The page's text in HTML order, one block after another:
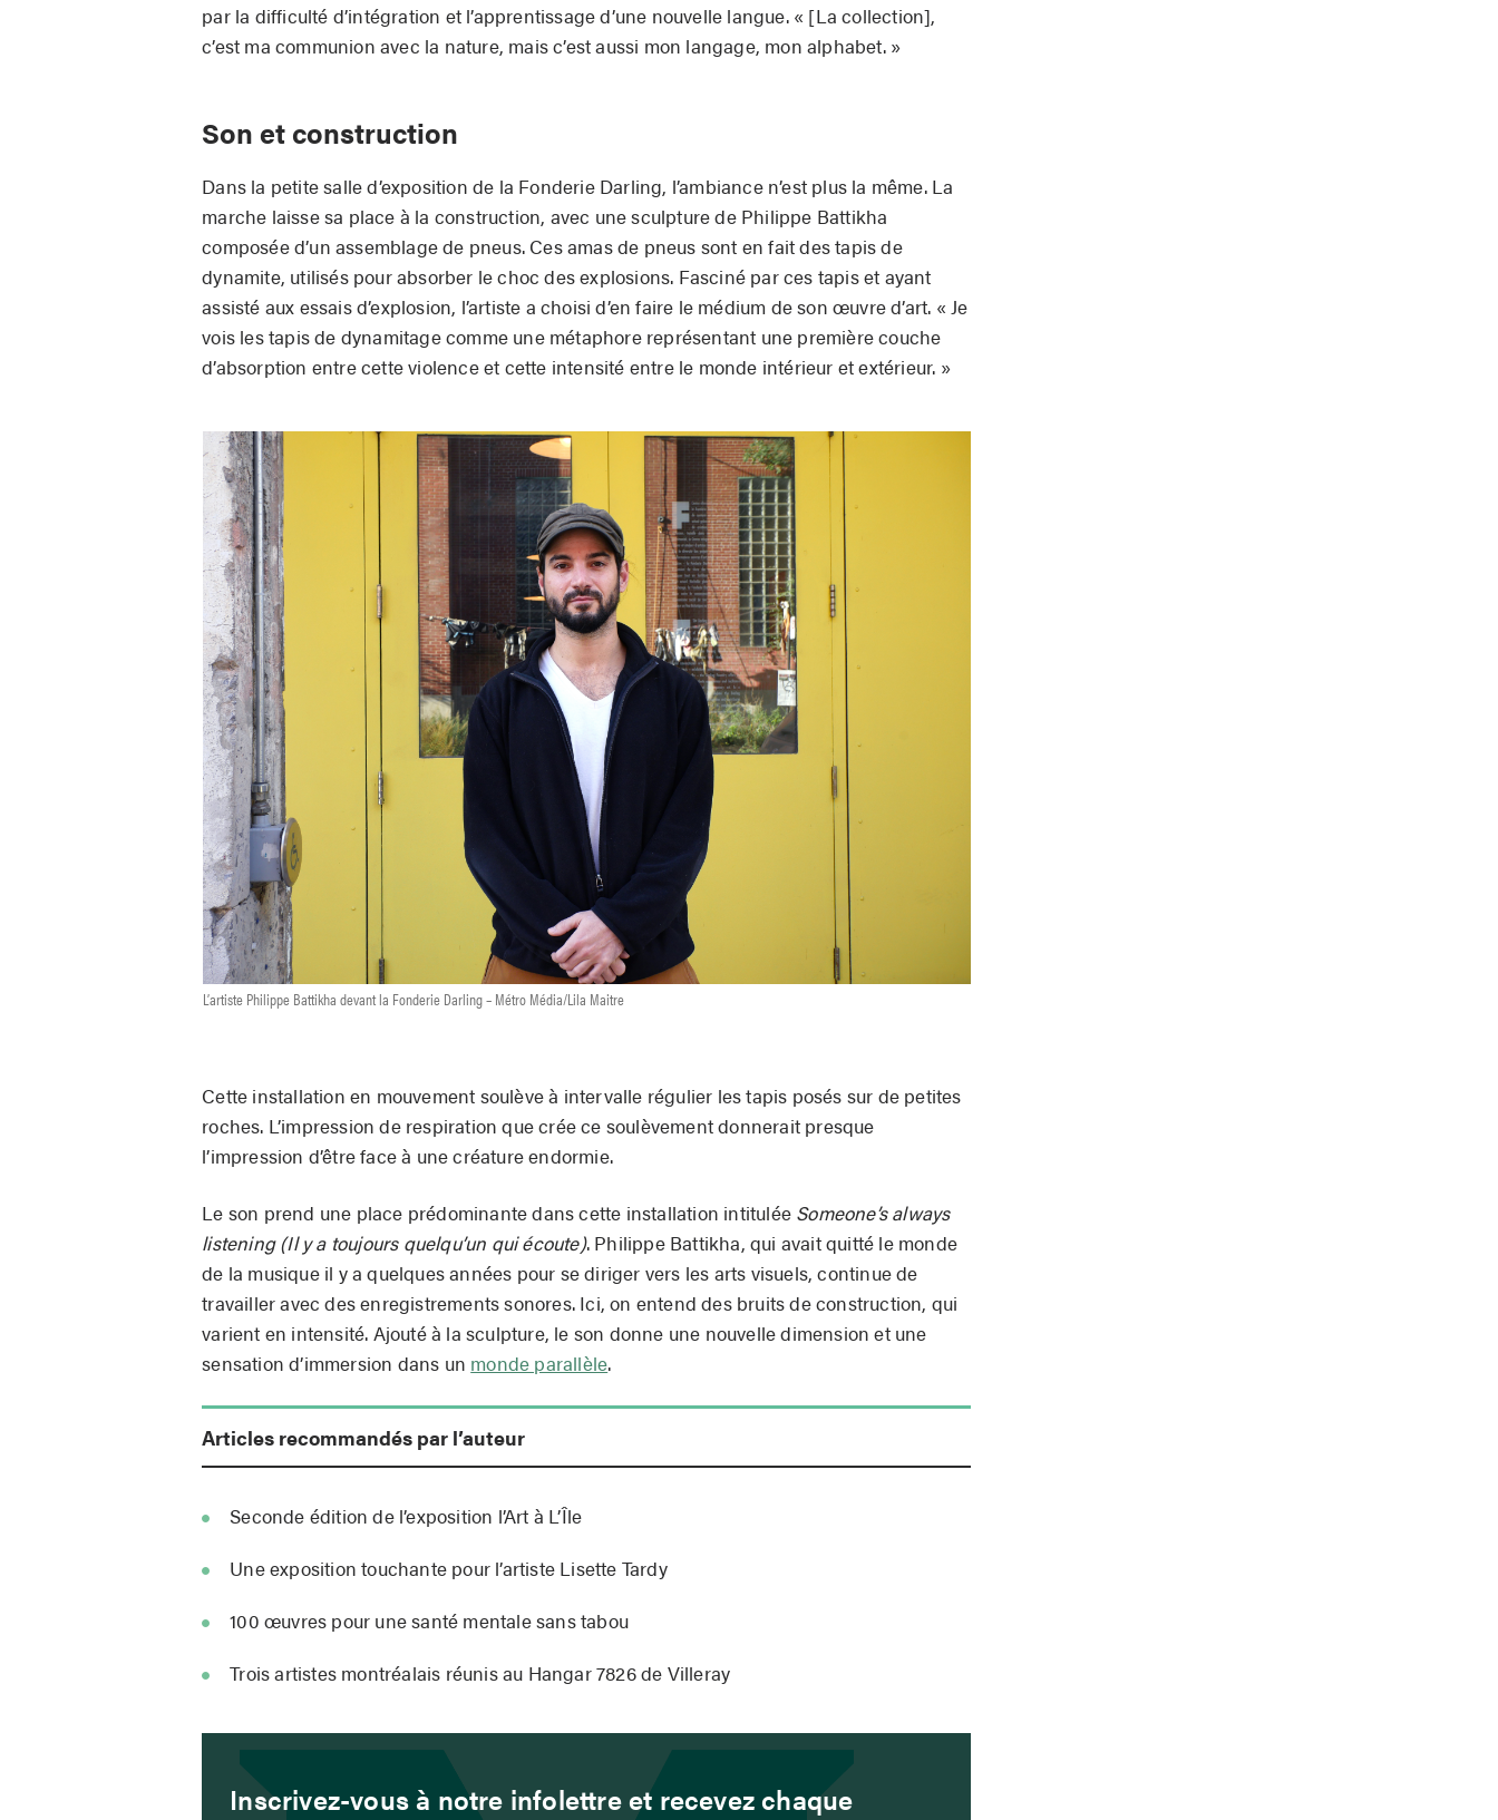
par la difficulté d’intégration et l’apprentissage d’une nouvelle langue. « [La collection],
c’est ma communion avec la nature, mais c’est aussi mon langage, mon alphabet. »
Son et construction
Dans la petite salle d’exposition de la Fonderie Darling, l’ambiance n’est plus la même. La
marche laisse sa place à la construction, avec une sculpture de Philippe Battikha
composée d’un assemblage de pneus. Ces amas de pneus sont en fait des tapis de
dynamite, utilisés pour absorber le choc des explosions. Fasciné par ces tapis et ayant
assisté aux essais d’explosion, l’artiste a choisi d’en faire le médium de son œuvre d’art. « Je
vois les tapis de dynamitage comme une métaphore représentant une première couche
d’absorption entre cette violence et cette intensité entre le monde intérieur et extérieur. »
L’artiste Philippe Battikha devant la Fonderie Darling – Métro Média/Lila Maitre
Cette installation en mouvement soulève à intervalle régulier les tapis posés sur de petites
roches. L’impression de respiration que crée ce soulèvement donnerait presque
l’impression d’être face à une créature endormie.
Le son prend une place prédominante dans cette installation intitulée Someone’s always
listening (Il y a toujours quelqu’un qui écoute). Philippe Battikha, qui avait quitté le monde
de la musique il y a quelques années pour se diriger vers les arts visuels, continue de
travailler avec des enregistrements sonores. Ici, on entend des bruits de construction, qui
varient en intensité. Ajouté à la sculpture, le son donne une nouvelle dimension et une
sensation d’immersion dans un monde parallèle.
Articles recommandés par l’auteur
Seconde édition de l’exposition l’Art à L’Île
Une exposition touchante pour l’artiste Lisette Tardy
100 œuvres pour une santé mentale sans tabou
Trois artistes montréalais réunis au Hangar 7826 de Villeray
Inscrivez-vous à notre infolettre et recevez chaque